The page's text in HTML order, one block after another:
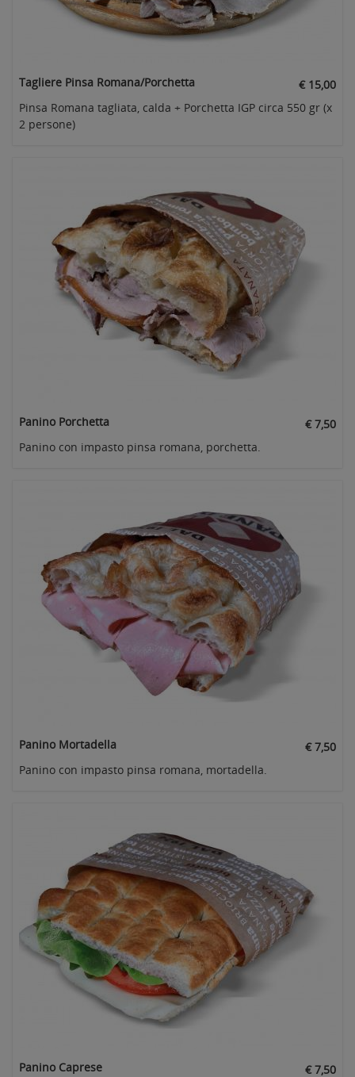
Tagliere Pinsa Romana/Porchetta
€ 15,00
Pinsa Romana tagliata, calda + Porchetta IGP circa 550 gr (x
2 persone)
Panino Porchetta
€ 7,50
Panino con impasto pinsa romana, porchetta.
Panino Mortadella
€ 7,50
Panino con impasto pinsa romana, mortadella.
Panino Caprese
€ 7,50